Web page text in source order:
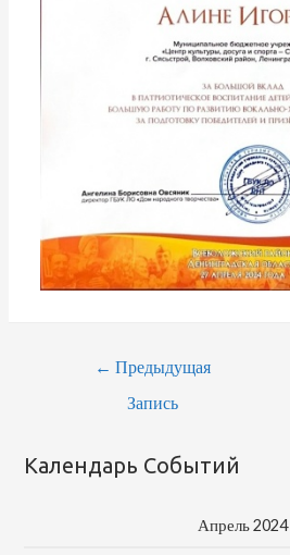
← Предыдущая
Запись
Календарь Событий
Апрель 2024